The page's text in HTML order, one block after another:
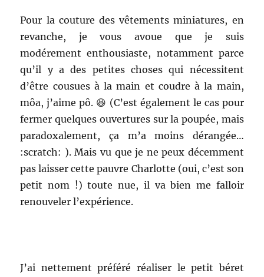
Pour la couture des vêtements miniatures, en
revanche, je vous avoue que je suis
modérement enthousiaste, notamment parce
qu’il y a des petites choses qui nécessitent
d’être cousues à la main et coudre à la main,
môa, j’aime pô. 😆 (C’est également le cas pour
fermer quelques ouvertures sur la poupée, mais
paradoxalement, ça m’a moins dérangée…
:scratch: ). Mais vu que je ne peux décemment
pas laisser cette pauvre Charlotte (oui, c’est son
petit nom !) toute nue, il va bien me falloir
renouveler l’expérience.
J’ai nettement préféré réaliser le petit béret